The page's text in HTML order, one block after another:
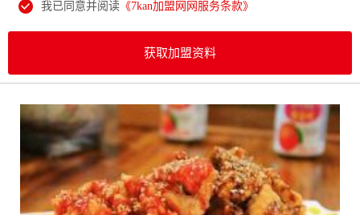
我已同意并阅读 《7kan加盟网网服务条款》
获取加盟资料